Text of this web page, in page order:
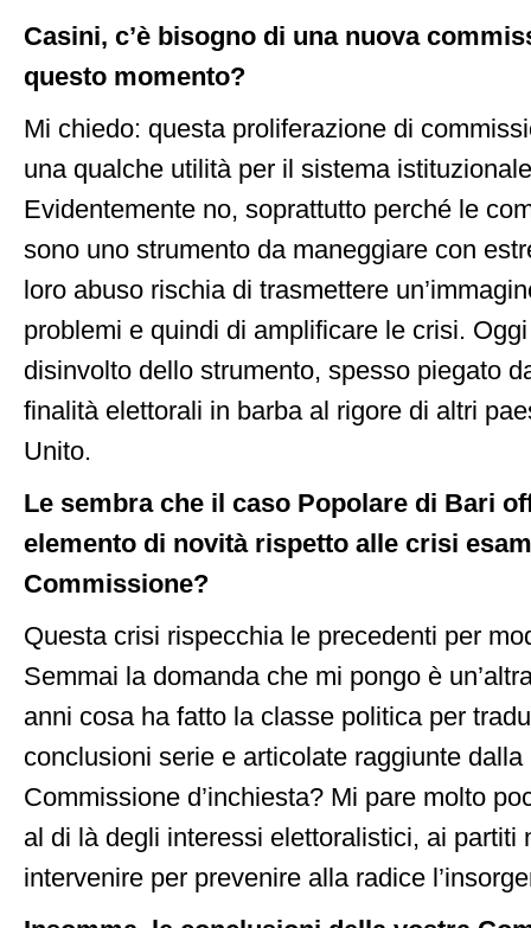
Casini, c’è bisogno di una nuova
questo momento?
Mi chiedo: questa proliferazione di
una qualche utilità per il sistema
Evidentemente no, soprattutto perché le
sono uno strumento da maneggiare con
loro abuso rischia di trasmettere
problemi e quindi di amplificare le crisi.
disinvolto dello strumento, spesso piegato
finalità elettorali in barba al rigore di altri
Unito.
Le sembra che il caso Popolare di Bari
elemento di novità rispetto alle crisi
Commissione?
Questa crisi rispecchia le precedenti per
Semmai la domanda che mi pongo è
anni cosa ha fatto la classe politica per
conclusioni serie e articolate raggiunte dalla
Commissione d’inchiesta? Mi pare molto
al di là degli interessi elettoralistici, ai partiti
intervenire per prevenire alla radice